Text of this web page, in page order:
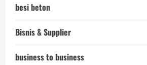
besi beton
Bisnis & Supplier
business to business